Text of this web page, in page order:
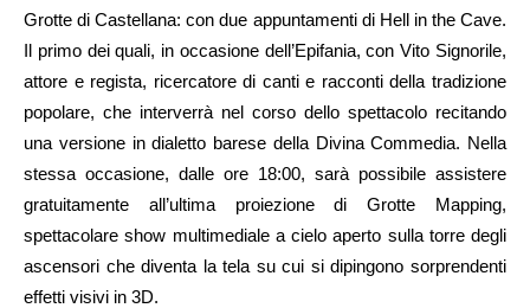
Grotte di Castellana: con due appuntamenti di Hell in the Cave.
Il primo dei quali, in occasione dell’Epifania, con Vito Signorile,
attore e regista, ricercatore di canti e racconti della tradizione
popolare, che interverrà nel corso dello spettacolo recitando
una versione in dialetto barese della Divina Commedia. Nella
stessa occasione, dalle ore 18:00, sarà possibile assistere
gratuitamente all’ultima proiezione di Grotte Mapping,
spettacolare show multimediale a cielo aperto sulla torre degli
ascensori che diventa la tela su cui si dipingono sorprendenti
effetti visivi in 3D.